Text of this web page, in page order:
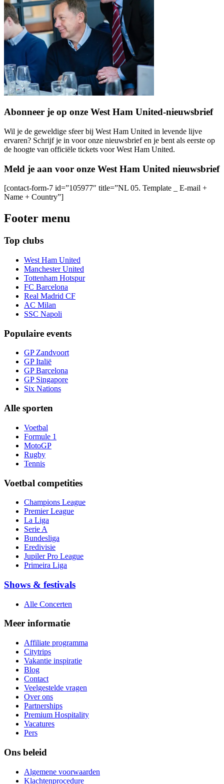
Abonneer je op onze West Ham United-nieuwsbrief
Wil je de geweldige sfeer bij West Ham United in levende lijve
ervaren? Schrijf je in voor onze nieuwsbrief en je bent als eerste op
de hoogte van officiële tickets voor West Ham United.
Meld je aan voor onze West Ham United nieuwsbrief
[contact-form-7 id=”105977″ title=”NL 05. Template _ E-mail +
Name + Country”]
Footer menu
Top clubs
West Ham United
Manchester United
Tottenham Hotspur
FC Barcelona
Real Madrid CF
AC Milan
SSC Napoli
Populaire events
GP Zandvoort
GP Italië
GP Barcelona
GP Singapore
Six Nations
Alle sporten
Voetbal
Formule 1
MotoGP
Rugby
Tennis
Voetbal competities
Champions League
Premier League
La Liga
Serie A
Bundesliga
Eredivisie
Jupiler Pro League
Primeira Liga
Shows & festivals
Alle Concerten
Meer informatie
Affiliate programma
Citytrips
Vakantie inspiratie
Blog
Contact
Veelgestelde vragen
Over ons
Partnerships
Premium Hospitality
Vacatures
Pers
Ons beleid
Algemene voorwaarden
Klachtenprocedure